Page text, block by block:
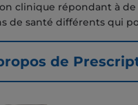
clinique répondant à
de santé différents qui
de